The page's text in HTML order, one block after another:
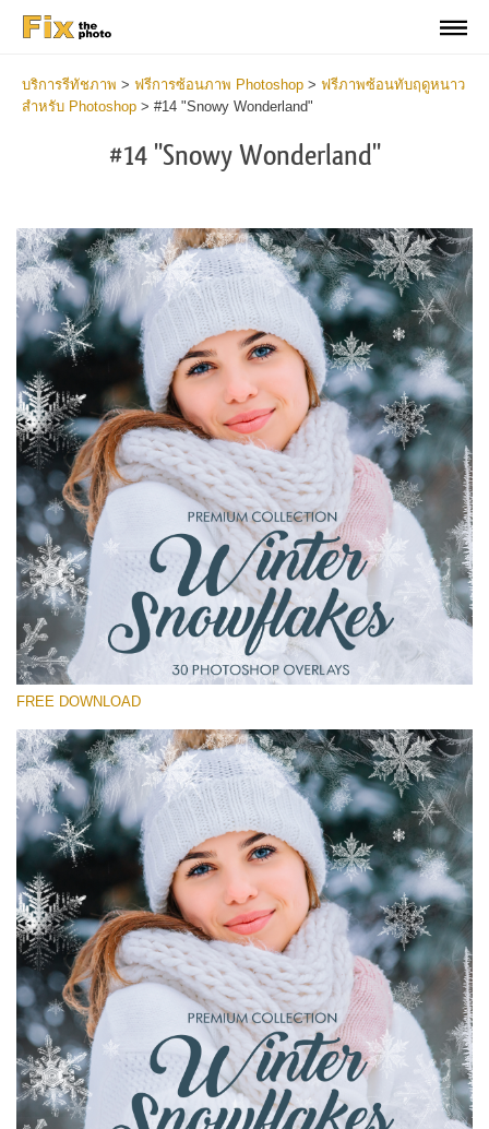
บริการรีทัชภาพ > ฟรีการซ้อนภาพ Photoshop > ฟรีภาพซ้อนทับฤดูหนาว
สำหรับ Photoshop > #14 "Snowy Wonderland"
#14 "Snowy Wonderland"
โปรดเลือก
Free Winter Overlay #14
Small 800*533px
Winter Snowflakes
(30 Overlays)
Light Sparkling
(740 Overlays)
Large 6000*4000px
Entire Collection
(1783 Overlays)
Large 6000*4000px
ดาวน์โหลดฟรี
FREE DOWNLOAD